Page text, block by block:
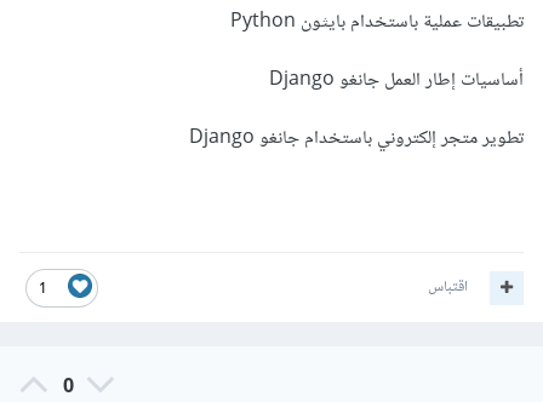
تطبيقات عملية باستخدام بايثون Python
أساسيات إطار العمل جانغو Django
تطوير متجر إلكتروني باستخدام جانغو Django
1 اقتباس
0